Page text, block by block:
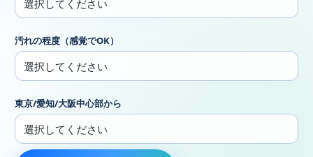
汚れの程度（感覚でOK）
東京/愛知/大阪中心部から